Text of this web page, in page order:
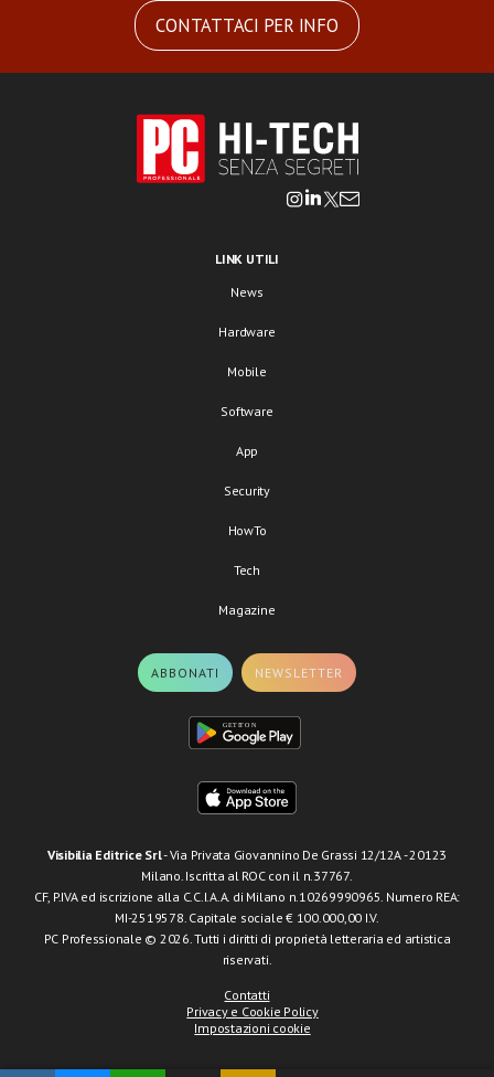
CONTATTACI PER INFO
LINK UTILI
News
Hardware
Mobile
Software
App
Security
HowTo
Tech
Magazine
ABBONATI NEWSLETTER
Visibilia Editrice Srl- Via Privata Giovannino De Grassi 12/12A - 20123
Milano. Iscritta al ROC con il n.37767.
CF, P.IVA ed iscrizione alla C.C.I.A.A. di Milano n.10269990965. Numero REA:
MI-2519578. Capitale sociale € 100.000,00 I.V.
PC Professionale © 2026. Tutti i diritti di proprietà letteraria ed artistica
riservati.
Contatti
Privacy e Cookie Policy
Impostazioni cookie